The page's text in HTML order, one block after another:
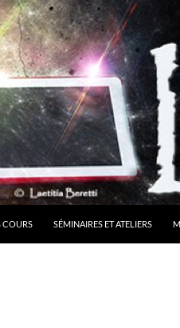
COURS SÉMINAIRES ET ATELIERS